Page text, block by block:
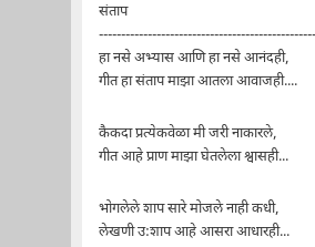
संताप
हा नसे अभ्यास आणि हा नसे आनंदही,
गीत हा संताप माझा आतला आवाजही....
कैकदा प्रत्येकवेळा मी जरी नाकारले,
गीत आहे प्राण माझा घेतलेला श्वासही...
भोगलेले शाप सारे मोजले नाही कधी,
लेखणी उ:शाप आहे आसरा आधारही...